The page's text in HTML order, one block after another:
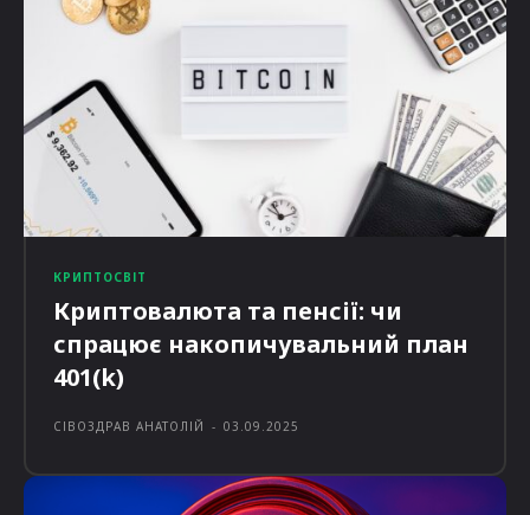
КРИПТОСВІТ
Криптовалюта та пенсії: чи
спрацює накопичувальний план
401(k)
СІВОЗДРАВ АНАТОЛІЙ - 03.09.2025